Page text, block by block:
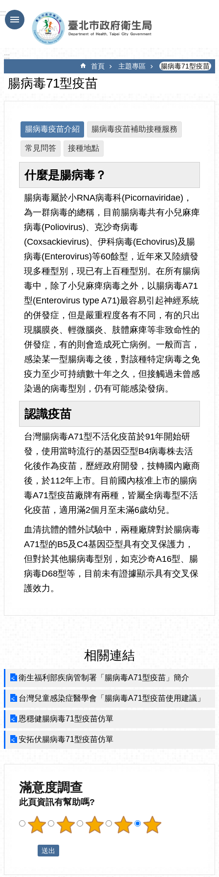
跳到主要內容區塊
:::
:::
首頁 主題專區 腸病毒71型疫苗
腸病毒71型疫苗
腸病毒疫苗介紹 腸病毒疫苗補助接種服務
常見問答 接種地點
什麼是腸病毒？
腸病毒屬於小RNA病毒科(Picornaviridae)，
為一群病毒的總稱，目前腸病毒共有小兒麻痺
病毒(Poliovirus)、克沙奇病毒
(Coxsackievirus)、伊科病毒(Echovirus)及腸
病毒(Enterovirus)等60餘型，近年來又陸續發
現多種型別，現已有上百種型別。在所有腸病
毒中，除了小兒麻痺病毒之外，以腸病毒A71
型(Enterovirus type A71)最容易引起神經系統
的併發症，但是嚴重程度各有不同，有的只出
現腦膜炎、輕微腦炎、肢體麻痺等非致命性的
併發症，有的則會造成死亡病例。一般而言，
感染某一型腸病毒之後，對該種特定病毒之免
疫力至少可持續數十年之久，但接觸過未曾感
染過的病毒型別，仍有可能感染發病。
認識疫苗
台灣腸病毒A71型不活化疫苗於91年開始研
發，使用當時流行的基因亞型B4病毒株去活
化後作為疫苗，歷經政府開發，技轉國內廠商
後，於112年上市。目前國內核准上市的腸病
毒A71型疫苗廠牌有兩種，皆屬全病毒型不活
化疫苗，適用滿2個月至未滿6歲幼兒。
血清抗體的體外試驗中，兩種廠牌對於腸病毒
A71型的B5及C4基因亞型具有交叉保護力，
但對於其他腸病毒型別，如克沙奇A16型、腸
病毒D68型等，目前未有證據顯示具有交叉保
護效力。
相關連結
衛生福利部疾病管制署「腸病毒A71型疫苗」簡介
台灣兒童感染症醫學會「腸病毒A71型疫苗使用建議」
恩穩健腸病毒71型疫苗仿單
安拓伏腸病毒71型疫苗仿單
滿意度調查
此頁資訊有幫助嗎?